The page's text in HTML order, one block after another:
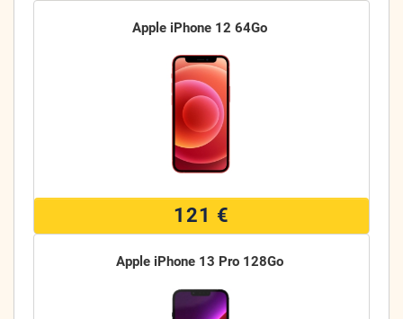
Apple iPhone 12 64Go
121 €
Apple iPhone 13 Pro 128Go